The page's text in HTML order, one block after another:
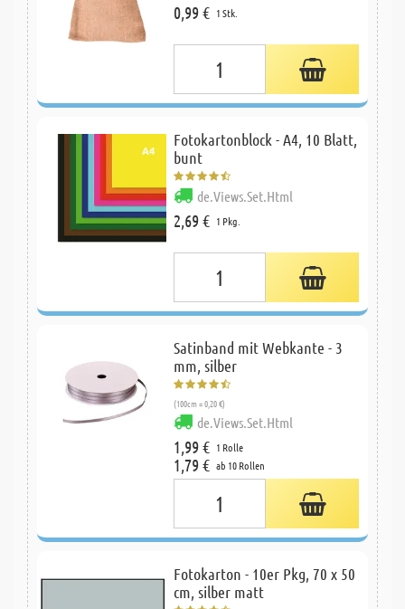
0,99 € 1 Stk.
Fotokartonblock - A4, 10 Blatt,
bunt
de.Views.Set.Html
2,69 € 1 Pkg.
Satinband mit Webkante - 3
mm, silber
(100cm = 0,20 €)
de.Views.Set.Html
1,99 € 1 Rolle
1,79 € ab 10 Rollen
Fotokarton - 10er Pkg, 70 x 50
cm, silber matt